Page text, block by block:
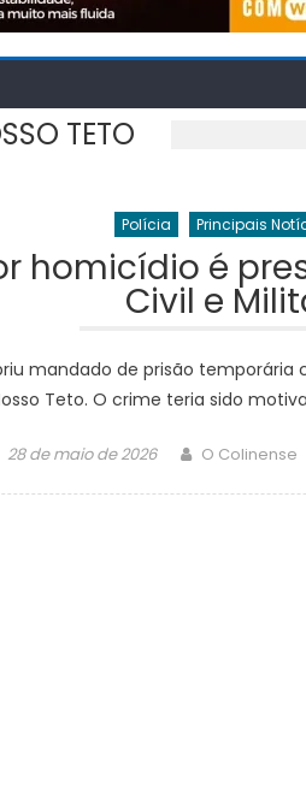
TETO
Polícia Principais
homicídio é
Civil e
mandado de prisão
Teto. O crime teria sido
Posted
28 de maio de 2026 Author
O Colinense